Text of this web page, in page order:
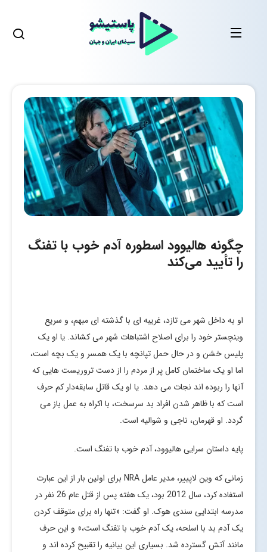
چگونه هالیوود اسطوره آدم خوب با تفنگ
را تأیید می‌کند
او به داخل شهر می تازد، غریبه ای با گذشته ای مبهم، و سریع
وینچستر خود را برای اصلاح اشتباهات شهر می کشاند. یا او یک
پلیس خشن و در حال حمل تپانچه با یک همسر و یک بچه است،
اما او یک ساختمان کامل پر از مردم را از دست تروریست هایی که
آنها را ربوده اند نجات می دهد. یا او یک قاتل سابقه‌دار کم حرف
است که با ظاهر شدن افراد بد سرسخت، با اکراه به عمل باز می
گردد. او قهرمان، ناجی و شوالیه است.
پایه داستان سرایی هالیوود، آدم خوب با تفنگ است.
زمانی که وین لاپییر، مدیر عامل NRA برای اولین بار از این عبارت
استفاده کرد، سال 2012 بود، یک هفته پس از قتل عام 26 نفر در
مدرسه ابتدایی سندی هوک. او گفت: «تنها راه برای متوقف کردن
یک آدم بد با اسلحه، یک آدم خوب با تفنگ است،» و این حرف
مانند آتش گسترده شد. بسیاری این بیانیه را تقبیح کرده اند و